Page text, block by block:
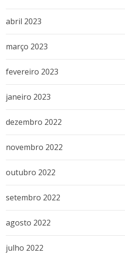
abril 2023
março 2023
fevereiro 2023
janeiro 2023
dezembro 2022
novembro 2022
outubro 2022
setembro 2022
agosto 2022
julho 2022